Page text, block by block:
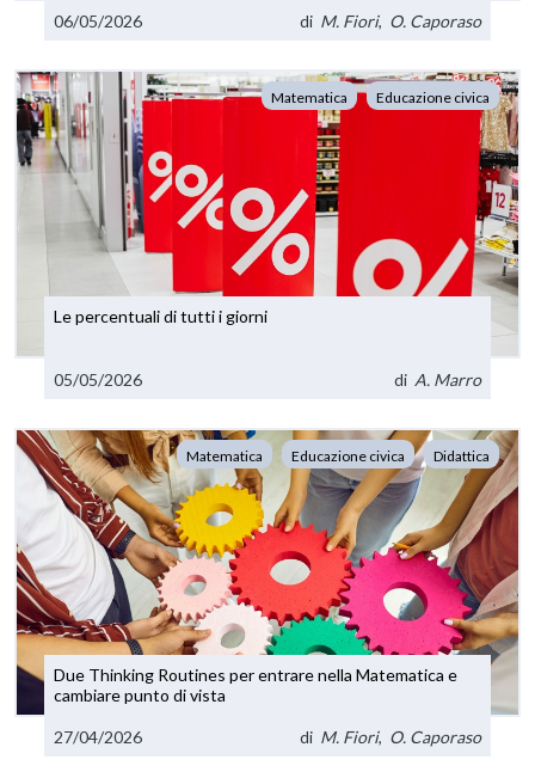
06/05/2026 di M. Fiori, O. Caporaso
Matematica Educazione civica
Le percentuali di tutti i giorni
05/05/2026 di A. Marro
Matematica Educazione civica Didattica
Due Thinking Routines per entrare nella Matematica e
cambiare punto di vista
27/04/2026 di M. Fiori, O. Caporaso